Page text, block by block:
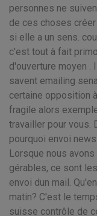
personnes ne
de ces choses
si elle a un sens.
c'est tout à fait
d'ouverture moyen
savent emailing
certaine opposition
fragile alors
travailler pour vous.
pourquoi envoi
Lorsque nous
gérables, ce sont
envoi dun mail.
matin? C'est le
suisse contrôle de